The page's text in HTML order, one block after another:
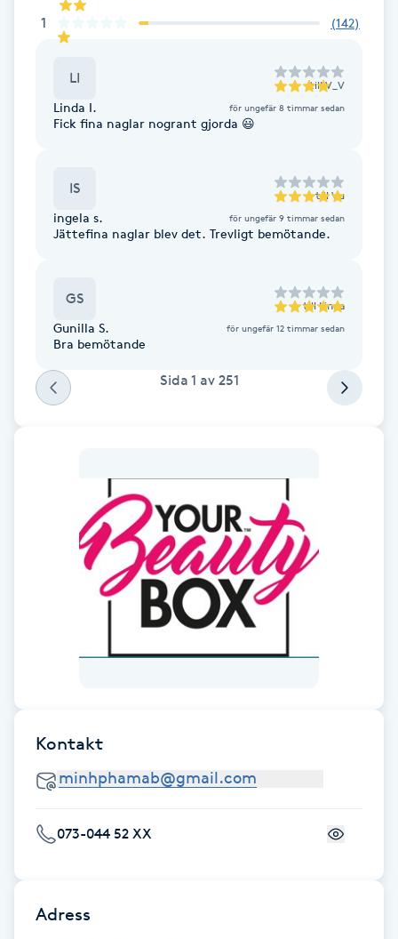
Frekvensterapi
Friskvårdsmassage
Funktionsanalys
Gel naglar
Gellack med förstärkning
Gravidmassage
Gua Sha-massage
Hatha Yoga
Healing
1 (142)
LI till V_V
Linda I. för ungefär 8 timmar sedan
Fick fina naglar nogrant gjorda 😃
IS till Vu
ingela s. för ungefär 9 timmar sedan
Jättefina naglar blev det. Trevligt bemötande.
GS till Linda
Gunilla S. för ungefär 12 timmar sedan
Bra bemötande
Sida 1 av 251
Kontakt
073-044 52 XX
Adress